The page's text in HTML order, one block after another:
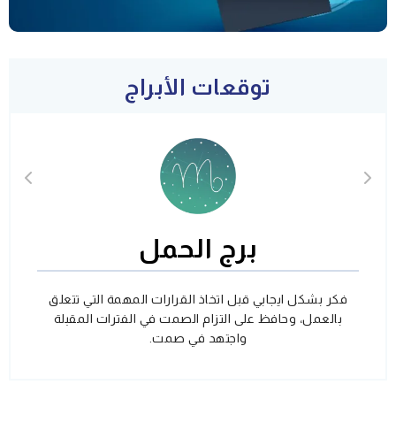
توقعات الأبراج
برج الحمل
فكر بشكل ايجابي قبل اتخاذ القرارات المهمة التي تتعلق
بالعمل، وحافظ على التزام الصمت في الفترات المقبلة
واجتهد في صمت.